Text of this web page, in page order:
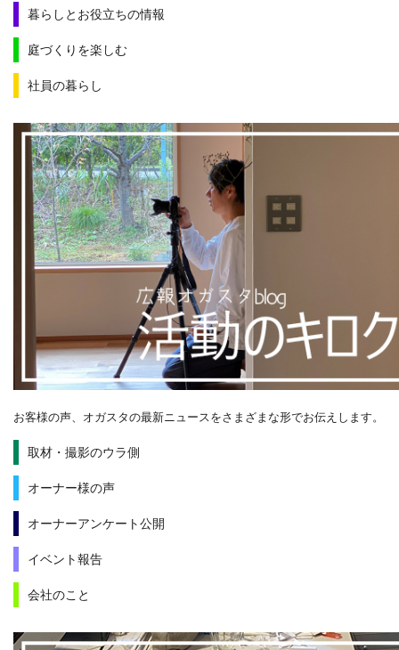
暮らしとお役立ちの情報
庭づくりを楽しむ
社員の暮らし
お客様の声、オガスタの最新ニュースをさまざまな形でお伝えします。
取材・撮影のウラ側
オーナー様の声
オーナーアンケート公開
イベント報告
会社のこと